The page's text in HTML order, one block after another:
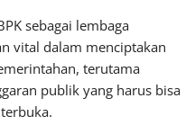
sebagai lembaga
vital dalam menciptakan
terutama
publik yang harus bisa